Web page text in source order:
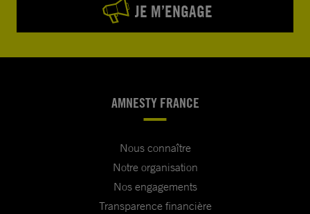
JE M’ENGAGE
AMNESTY FRANCE
Nous connaître
Notre organisation
Nos engagements
Transparence financière